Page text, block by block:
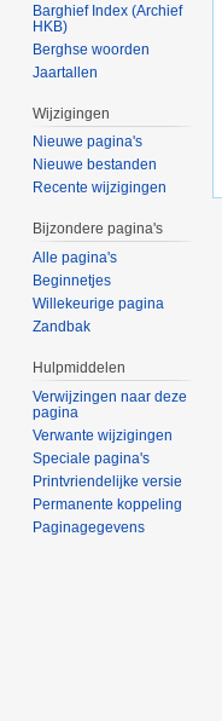
Barghief Index (Archief
HKB)
Berghse woorden
Jaartallen
Wijzigingen
Nieuwe pagina's
Nieuwe bestanden
Recente wijzigingen
Bijzondere pagina's
Alle pagina's
Beginnetjes
Willekeurige pagina
Zandbak
Hulpmiddelen
Verwijzingen naar deze
pagina
Verwante wijzigingen
Speciale pagina's
Printvriendelijke versie
Permanente koppeling
Paginagegevens